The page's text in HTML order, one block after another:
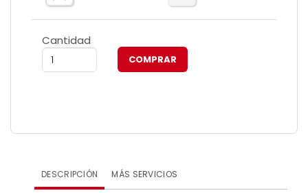
Cantidad
DESCRIPCIÓN MÁS SERVICIOS